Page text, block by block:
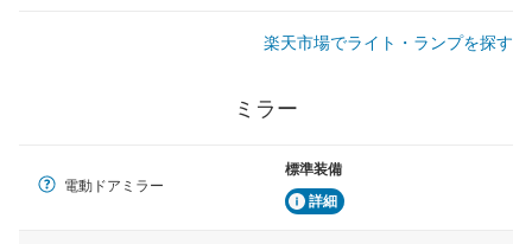
楽天市場でライト・ランプを探す
ミラー
電動ドアミラー
標準装備
詳細